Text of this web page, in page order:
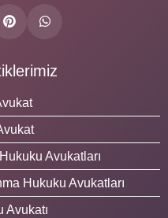
Avukatları
Hukuku Avukatları
Avukatı